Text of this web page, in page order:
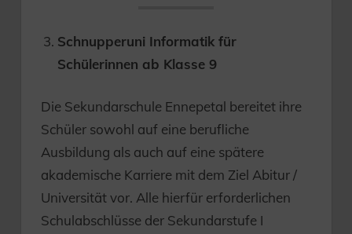
Schnupperuni Informatik für
Schülerinnen ab Klasse 9
Die Sekundarschule Ennepetal bereitet ihre
Schüler sowohl auf eine berufliche
Ausbildung als auch auf eine spätere
akademische Karriere mit dem Ziel Abitur /
Universität vor. Alle hierfür erforderlichen
Schulabschlüsse der Sekundarstufe I